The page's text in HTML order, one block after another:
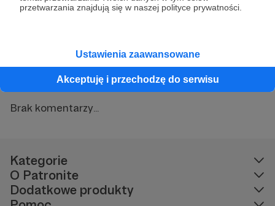
przetwarzania znajdują się w naszej polityce prywatności.
Ustawienia zaawansowane
Akceptuję i przechodzę do serwisu
Komentarze (0)
Brak komentarzy...
Kategorie
O Patronite
Dodatkowe produkty